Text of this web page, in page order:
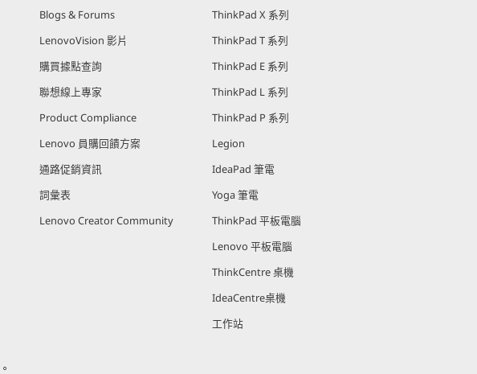
Blogs & Forums
LenovoVision 影片
購買據點查詢
聯想線上專家
Product Compliance
Lenovo 員購回饋方案
通路促銷資訊
詞彙表
Lenovo Creator Community
ThinkPad X 系列
ThinkPad T 系列
ThinkPad E 系列
ThinkPad L 系列
ThinkPad P 系列
Legion
IdeaPad 筆電
Yoga 筆電
ThinkPad 平板電腦
Lenovo 平板電腦
ThinkCentre 桌機
IdeaCentre桌機
工作站